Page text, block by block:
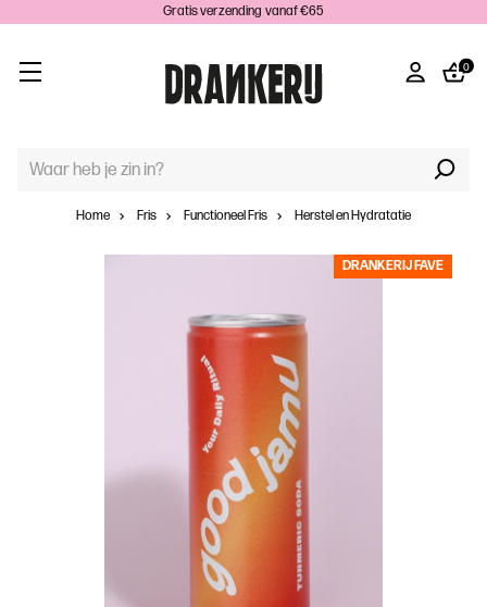
Gratis verzending vanaf €65
0
TREFWOORD
Home
Fris Functioneel Fris Herstel en Hydratatie
DRANKERIJ FAVE